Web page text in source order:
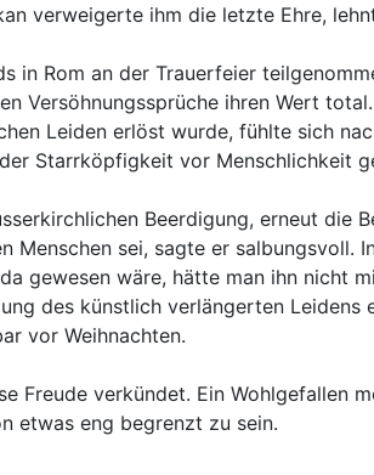
verweigerte ihm die letzte Ehre,
in Rom an der Trauerfeier
Versöhnungssprüche ihren Wert
Leiden erlöst wurde, fühlte sich
Starrköpfigkeit vor Menschlichkeit
Beerdigung, erneut
Menschen sei, sagte er
gewesen wäre, hätte man ihn nicht
des künstlich verlängerten
vor Weihnachten.
Freude verkündet. Ein
etwas eng begrenzt zu sein.